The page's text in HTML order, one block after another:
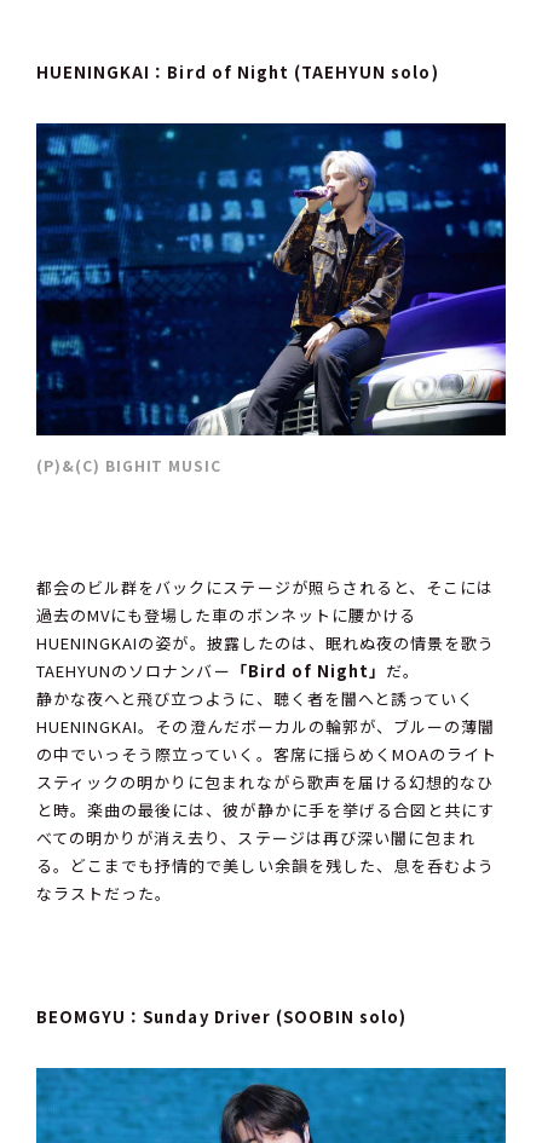
HUENINGKAI：Bird of Night (TAEHYUN solo)
(P)&(C) BIGHIT MUSIC
都会のビル群をバックにステージが照らされると、そこには
過去のMVにも登場した車のボンネットに腰かける
HUENINGKAIの姿が。披露したのは、眠れぬ夜の情景を歌う
TAEHYUNのソロナンバー 「Bird of Night」 だ。
静かな夜へと飛び立つように、聴く者を闇へと誘っていく
HUENINGKAI。その澄んだボーカルの輪郭が、ブルーの薄闇
の中でいっそう際立っていく。客席に揺らめくMOAのライト
スティックの明かりに包まれながら歌声を届ける幻想的なひ
と時。楽曲の最後には、彼が静かに手を挙げる合図と共にす
べての明かりが消え去り、ステージは再び深い闇に包まれ
る。どこまでも抒情的で美しい余韻を残した、息を呑むよう
なラストだった。
BEOMGYU：Sunday Driver (SOOBIN solo)